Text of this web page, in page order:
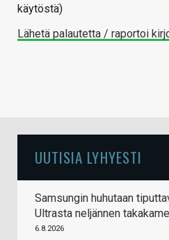
käytöstä)
Lähetä palautetta / raportoi
UUTISIA LYHYESTI
Samsungin huhutaan
Ultrasta neljännen
6.8.2026